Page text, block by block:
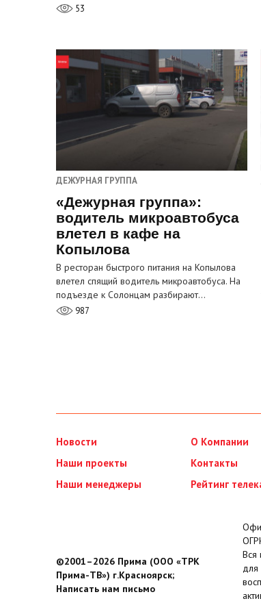
53
ДЕЖУРНАЯ ГРУППА
«Дежурная группа»:
водитель микроавтобуса
влетел в кафе на
Копылова
В ресторан быстрого питания на Копылова
влетел спящий водитель микроавтобуса. На
подъезде к Солонцам разбирают…
987
Новости
Наши проекты
Наши менеджеры
О Компании
Контакты
Рейтинг
©2001–2026 Прима (ООО «ТРК
Прима-ТВ») г.Красноярск;
Написать нам письмо
Вся
для